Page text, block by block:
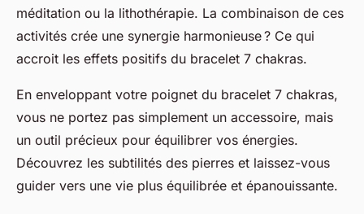
méditation ou la lithothérapie. La combinaison de ces
activités crée une synergie harmonieuse ? Ce qui
accroit les effets positifs du bracelet 7 chakras.
En enveloppant votre poignet du bracelet 7 chakras,
vous ne portez pas simplement un accessoire, mais
un outil précieux pour équilibrer vos énergies.
Découvrez les subtilités des pierres et laissez-vous
guider vers une vie plus équilibrée et épanouissante.